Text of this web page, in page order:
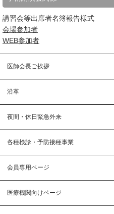
講習会等出席者名簿報告様式
会場参加者
WEB参加者
医師会長ご挨拶
沿革
夜間・休日緊急外来
各種検診・予防接種事業
会員専用ページ
医療機関向けページ